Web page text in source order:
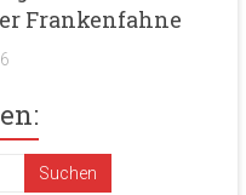
Frankenfahne